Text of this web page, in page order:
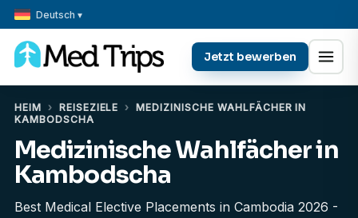
Deutsch ▾
Jetzt bewerben
HEIM › REISEZIELE ›
MEDIZINISCHE WAHLFÄCHER IN
KAMBODSCHA
Medizinische Wahlfächer in
Kambodscha
Best Medical Elective Placements in Cambodia 2026 -